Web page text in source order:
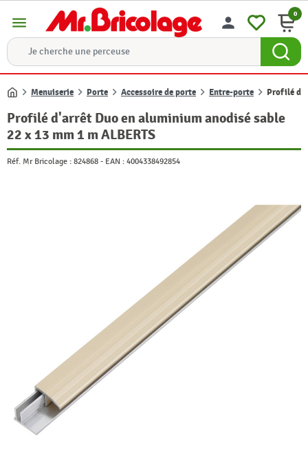
menu person 0
Accueil
Menuiserie Porte Accessoire de porte Entre-porte Profilé
Profilé d'arrêt Duo en aluminium anodisé sable
22 x 13 mm 1 m ALBERTS
Réf. Mr Bricolage : 824868 - EAN : 4004338492854